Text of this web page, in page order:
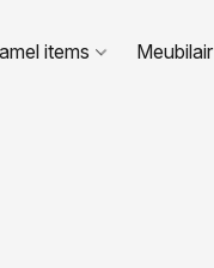
items Meubilair